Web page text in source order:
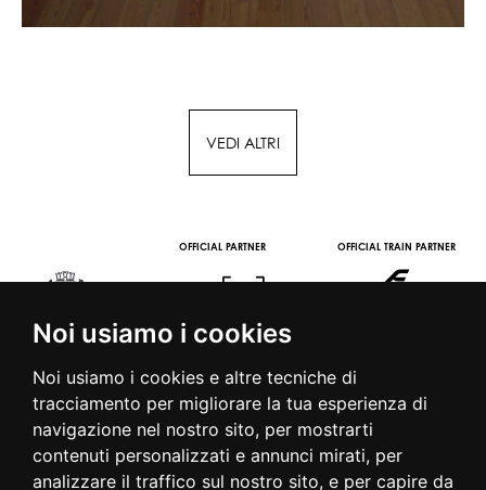
Noi usiamo i cookies
Noi usiamo i cookies e altre tecniche di
tracciamento per migliorare la tua esperienza di
navigazione nel nostro sito, per mostrarti
contenuti personalizzati e annunci mirati, per
analizzare il traffico sul nostro sito, e per capire da
VEDI ALTRI
OFFICIAL WINE PARTNER
STREAMING AND VOD
© 2016 | PIAZZA DUOMO, 31 - 20122 MILANO - TEL +39.02.7771081